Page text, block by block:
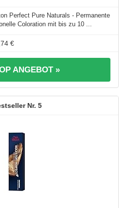
Perfect Pure Naturals - Permanente
Coloration mit bis zu 10 ...
€
ANGEBOT »
5